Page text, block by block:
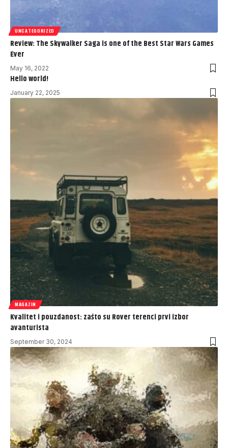
UNCATEGORIZED
Review: The Skywalker Saga is one of the Best Star Wars Games
Ever
May 16, 2022
Hello world!
January 22, 2025
MAGAZIN
Kvalitet i pouzdanost: zašto su Rover terenci prvi izbor
avanturista
September 30, 2024